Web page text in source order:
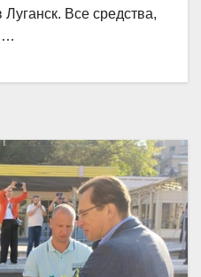
Все средства,